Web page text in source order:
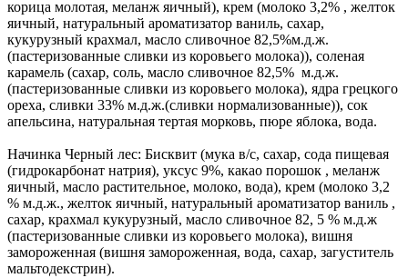
корица молотая, меланж яичный), крем (молоко 3,2% , желток
яичный, натуральный ароматизатор ваниль, сахар,
кукурузный крахмал, масло сливочное 82,5%м.д.ж.
(пастеризованные сливки из коровьего молока)), соленая
карамель (сахар, соль, масло сливочное 82,5% м.д.ж.
(пастеризованные сливки из коровьего молока), ядра грецкого
ореха, сливки 33% м.д.ж.(сливки нормализованные)), сок
апельсина, натуральная тертая морковь, пюре яблока, вода.
Начинка Черный лес: Бисквит (мука в/с, сахар, сода пищевая
(гидрокарбонат натрия), уксус 9%, какао порошок , меланж
яичный, масло растительное, молоко, вода), крем (молоко 3,2
% м.д.ж., желток яичный, натуральный ароматизатор ваниль ,
сахар, крахмал кукурузный, масло сливочное 82, 5 % м.д.ж
(пастеризованные сливки из коровьего молока), вишня
замороженная (вишня замороженная, вода, сахар, загуститель
мальтодекстрин).